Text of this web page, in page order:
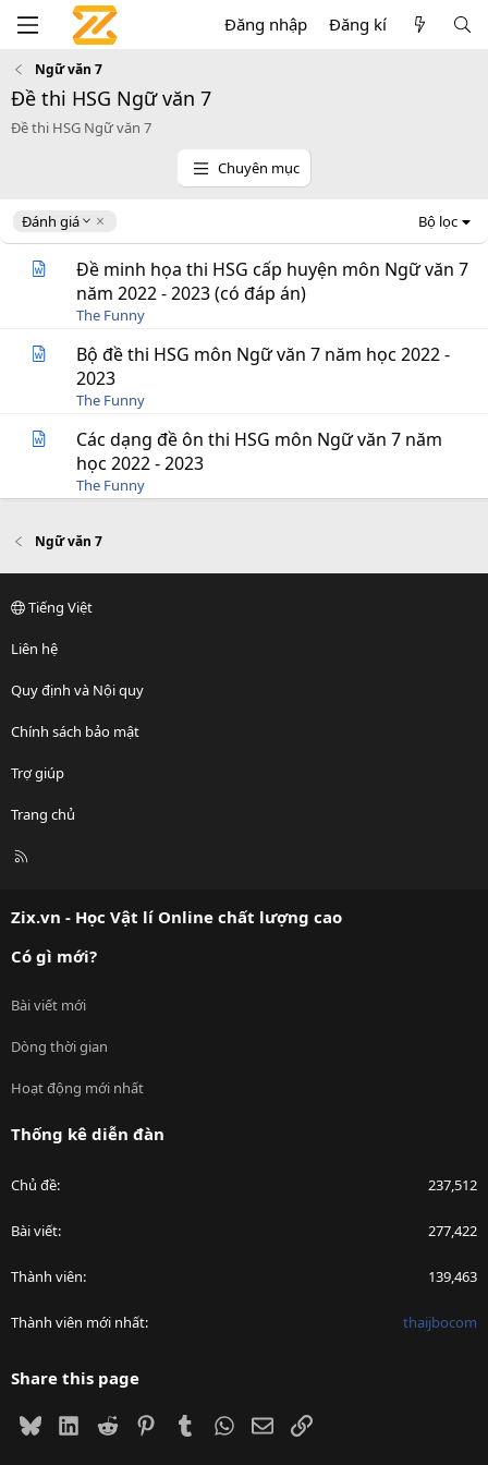
Đăng nhập Đăng kí
Ngữ văn 7
Đề thi HSG Ngữ văn 7
Đề thi HSG Ngữ văn 7
Chuyên mục
Đánh giá
D
e
Bộ lọc
Đề minh họa thi HSG cấp huyện môn Ngữ văn 7
năm 2022 - 2023 (có đáp án)
The Funny
Bộ đề thi HSG môn Ngữ văn 7 năm học 2022 -
2023
The Funny
Các dạng đề ôn thi HSG môn Ngữ văn 7 năm
học 2022 - 2023
The Funny
Ngữ văn 7
Tiếng Việt
Liên hệ
Quy định và Nội quy
Chính sách bảo mật
Trợ giúp
Trang chủ
R
Zix.vn - Học Vật lí Online chất lượng cao
Có gì mới?
Bài viết mới
Dòng thời gian
Hoạt động mới nhất
Thống kê diễn đàn
Chủ đề 237,512
Bài viết 277,422
Thành viên 139,463
Thành viên mới nhất thaijbocom
Share this page
BlueskyLinkedIn
Reddit PinterestTumblrWhatsApp
EmailLink